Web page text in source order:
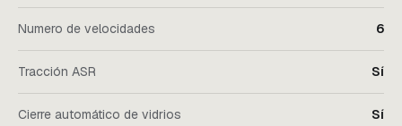
Numero de velocidades 6
Tracción ASR Sí
Cierre automático de vidrios Sí